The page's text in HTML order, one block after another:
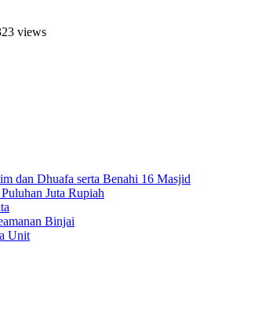
views
dan Dhuafa serta Benahi 16 Masjid
Juta Rupiah
Binjai
Unit